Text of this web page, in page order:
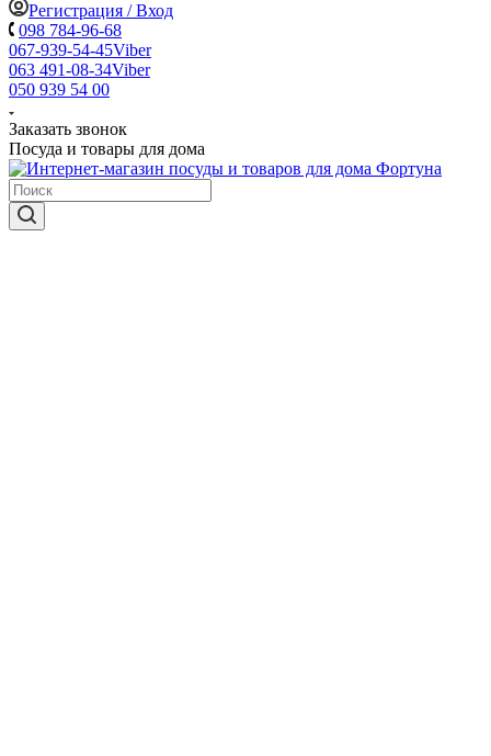
Регистрация / Вход
098 784-96-68
067-939-54-45Viber
063 491-08-34Viber
050 939 54 00
Заказать звонок
Посуда и товары для дома